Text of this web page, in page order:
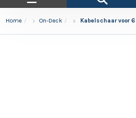
Home On-Deck Kabelschaar voor